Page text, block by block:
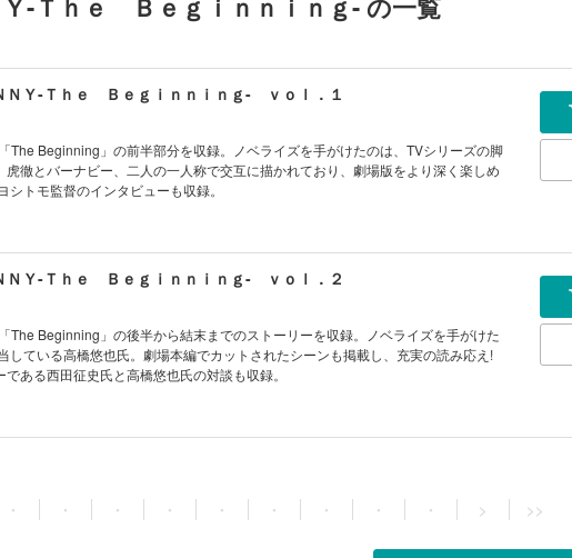
ＮＹ-Ｔｈｅ Ｂｅｇｉｎｎｉｎｇ- ｖｏｌ．１
The Beginning」の前半部分を収録。ノベライズを手がけたのは、TVシリーズの脚
徹とバーナビー、二人の一人称で交互に描かれており、劇場版をより深く楽しめ
トモ監督のインタビューも収録。
ＮＹ-Ｔｈｅ Ｂｅｇｉｎｎｉｎｇ- ｖｏｌ．２
The Beginning」の後半から結末までのストーリーを収録。ノベライズを手がけた
している高橋悠也氏。劇場本編でカットされたシーンも掲載し、充実の読み応え!
ある西田征史氏と高橋悠也氏の対談も収録。
・ ・ ・ ・ ・ ・ ・ ・ ・ > >>